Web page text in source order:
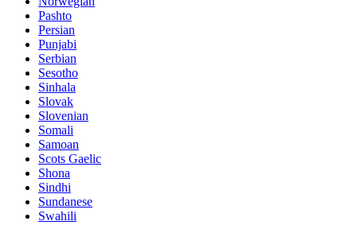
Pashto
Persian
Punjabi
Serbian
Sesotho
Sinhala
Slovak
Slovenian
Somali
Samoan
Scots Gaelic
Shona
Sindhi
Sundanese
Swahili